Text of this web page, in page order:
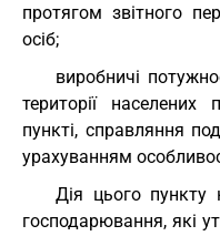
протягом звітного
осіб;
виробничі
території
пункті, справляння
урахуванням
Дія цього пункту
господарювання, які